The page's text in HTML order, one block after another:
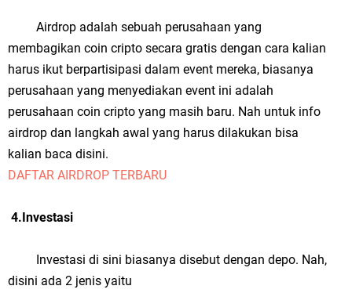
Airdrop adalah sebuah perusahaan yang
membagikan coin cripto secara gratis dengan cara kalian
harus ikut berpartisipasi dalam event mereka, biasanya
perusahaan yang menyediakan event ini adalah
perusahaan coin cripto yang masih baru. Nah untuk info
airdrop dan langkah awal yang harus dilakukan bisa
kalian baca disini.
DAFTAR AIRDROP TERBARU
4.Investasi
Investasi di sini biasanya disebut dengan depo. Nah,
disini ada 2 jenis yaitu